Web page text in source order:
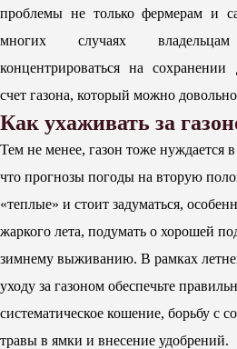
проблемы не только фермерам и
многих случаях
концентрироваться на сохранении
счет газона, который можно
Как ухаживать за
Тем не менее, газон тоже нуждается
что прогнозы погоды на вторую
«теплые» и стоит задуматься,
жаркого лета, подумать о хорошей
зимнему выживанию. В рамках
уходу за газоном обеспечьте
систематическое кошение, борьбу с
травы в ямки и внесение удобрений.